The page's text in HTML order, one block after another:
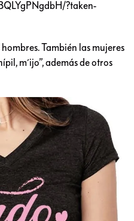
?taken-
También las mujeres
m´ijo”, además de otros